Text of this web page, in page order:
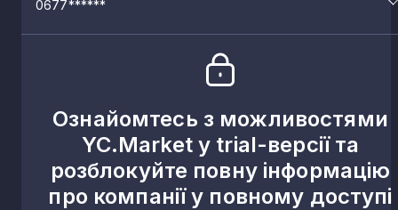
0677******
Ознайомтесь з можливостями
YC.Market у trial-версії та
розблокуйте повну інформацію
про компанії у повному доступі